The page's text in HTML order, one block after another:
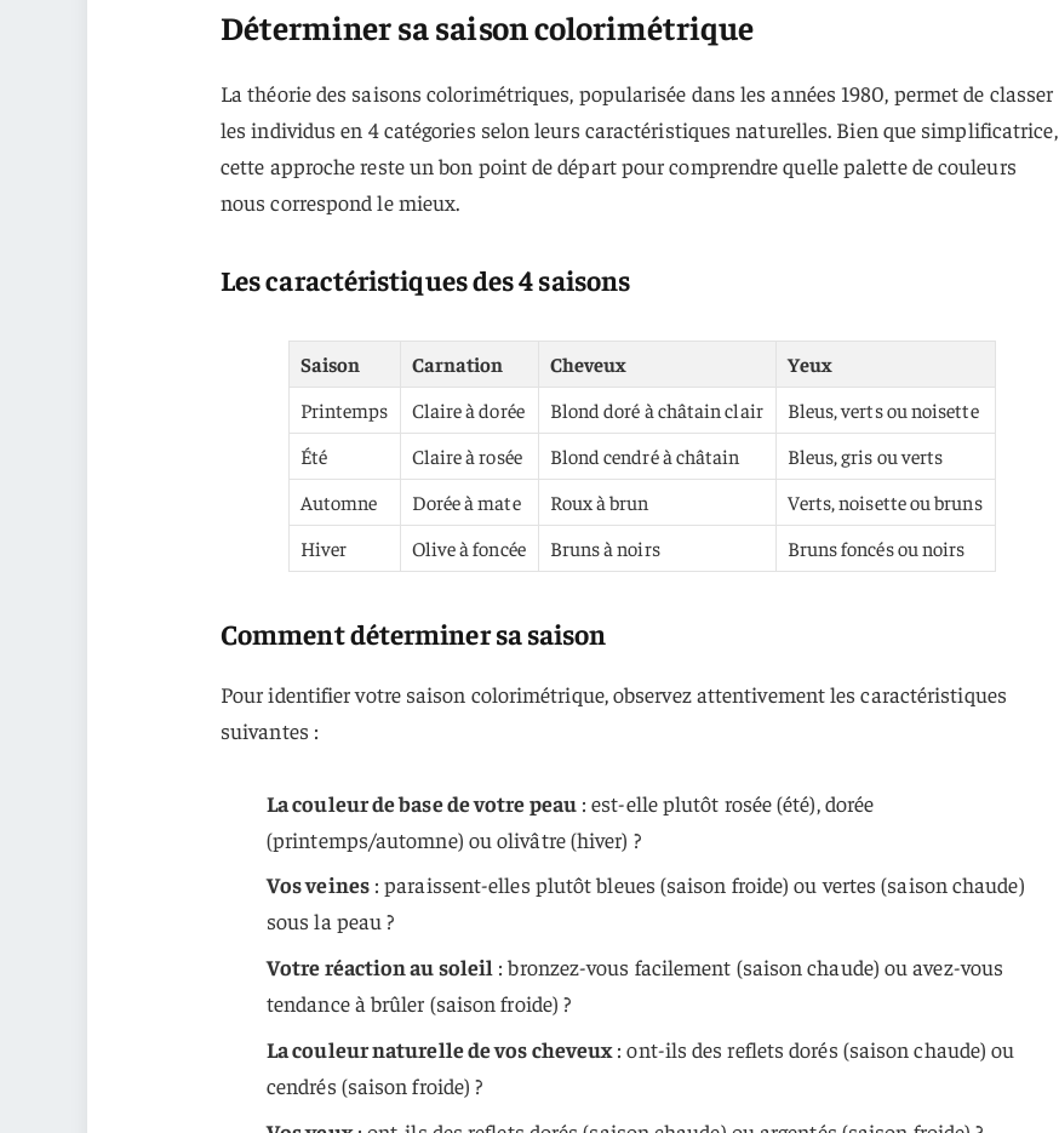
Déterminer sa saison colorimétrique
La théorie des saisons colorimétriques, popularisée dans les années 1980, permet de classer
les individus en 4 catégories selon leurs caractéristiques naturelles. Bien que simplificatrice,
cette approche reste un bon point de départ pour comprendre quelle palette de couleurs
nous correspond le mieux.
Les caractéristiques des 4 saisons
Saison Carnation Cheveux
Yeux
Printemps
Claire à dorée Blond doré à châtain clair
Bleus, verts ou noisette
Été
Claire à rosée Blond cendré à châtain
Bleus, gris ou verts
Automne
Dorée à mate Roux à brun
Verts, noisette ou bruns
Hiver
Olive à foncée Bruns à noirs Bruns foncés ou noirs
Comment déterminer sa saison
Pour identifier votre saison colorimétrique, observez attentivement les caractéristiques
suivantes :
La couleur de base de votre peau : est-elle plutôt rosée (été), dorée
(printemps/automne) ou olivâtre (hiver) ?
Vos veines: paraissent-elles plutôt bleues (saison froide) ou vertes (saison chaude)
sous la peau ?
Votre réaction au soleil : bronzez-vous facilement (saison chaude) ou avez-vous
tendance à brûler (saison froide) ?
La couleur naturelle de vos cheveux: ont-ils des reflets dorés (saison chaude) ou
cendrés (saison froide) ?